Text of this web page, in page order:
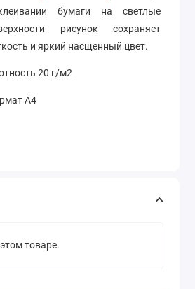
бумаги на светлые
рисунок сохраняет
и яркий насщенный цвет.
20 г/м2
А4
товаре.